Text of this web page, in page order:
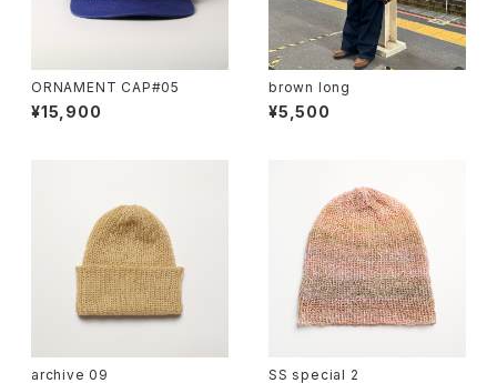
ORNAMENT CAP#05
¥15,900
brown long
¥5,500
archive 09 SS special 2